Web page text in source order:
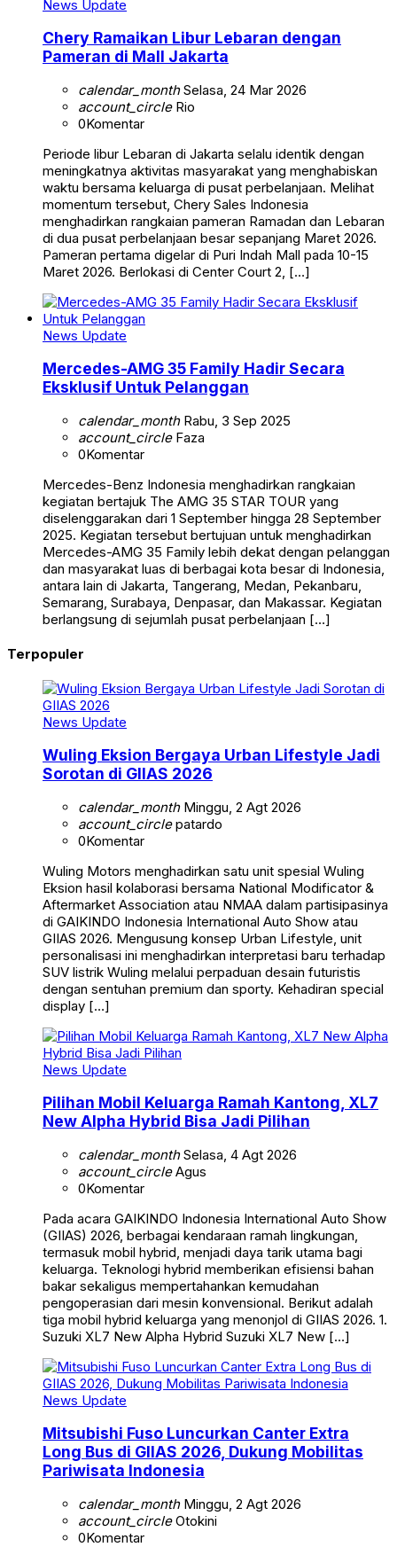
News Update
Chery Ramaikan Libur Lebaran dengan
Pameran di Mall Jakarta
calendar_monthSelasa, 24 Mar 2026
account_circleRio
0Komentar
Periode libur Lebaran di Jakarta selalu identik dengan
meningkatnya aktivitas masyarakat yang menghabiskan
waktu bersama keluarga di pusat perbelanjaan. Melihat
momentum tersebut, Chery Sales Indonesia
menghadirkan rangkaian pameran Ramadan dan Lebaran
di dua pusat perbelanjaan besar sepanjang Maret 2026.
Pameran pertama digelar di Puri Indah Mall pada 10-15
Maret 2026. Berlokasi di Center Court 2, […]
News Update
Mercedes-AMG 35 Family Hadir Secara
Eksklusif Untuk Pelanggan
calendar_monthRabu, 3 Sep 2025
account_circleFaza
0Komentar
Mercedes-Benz Indonesia menghadirkan rangkaian
kegiatan bertajuk The AMG 35 STAR TOUR yang
diselenggarakan dari 1 September hingga 28 September
2025. Kegiatan tersebut bertujuan untuk menghadirkan
Mercedes-AMG 35 Family lebih dekat dengan pelanggan
dan masyarakat luas di berbagai kota besar di Indonesia,
antara lain di Jakarta, Tangerang, Medan, Pekanbaru,
Semarang, Surabaya, Denpasar, dan Makassar. Kegiatan
berlangsung di sejumlah pusat perbelanjaan […]
Terpopuler
News Update
Wuling Eksion Bergaya Urban Lifestyle Jadi
Sorotan di GIIAS 2026
calendar_monthMinggu, 2 Agt 2026
account_circlepatardo
0Komentar
Wuling Motors menghadirkan satu unit spesial Wuling
Eksion hasil kolaborasi bersama National Modificator &
Aftermarket Association atau NMAA dalam partisipasinya
di GAIKINDO Indonesia International Auto Show atau
GIIAS 2026. Mengusung konsep Urban Lifestyle, unit
personalisasi ini menghadirkan interpretasi baru terhadap
SUV listrik Wuling melalui perpaduan desain futuristis
dengan sentuhan premium dan sporty. Kehadiran special
display […]
News Update
Pilihan Mobil Keluarga Ramah Kantong, XL7
New Alpha Hybrid Bisa Jadi Pilihan
calendar_monthSelasa, 4 Agt 2026
account_circleAgus
0Komentar
Pada acara GAIKINDO Indonesia International Auto Show
(GIIAS) 2026, berbagai kendaraan ramah lingkungan,
termasuk mobil hybrid, menjadi daya tarik utama bagi
keluarga. Teknologi hybrid memberikan efisiensi bahan
bakar sekaligus mempertahankan kemudahan
pengoperasian dari mesin konvensional. Berikut adalah
tiga mobil hybrid keluarga yang menonjol di GIIAS 2026. 1.
Suzuki XL7 New Alpha Hybrid Suzuki XL7 New […]
News Update
Mitsubishi Fuso Luncurkan Canter Extra
Long Bus di GIIAS 2026, Dukung Mobilitas
Pariwisata Indonesia
calendar_monthMinggu, 2 Agt 2026
account_circleOtokini
0Komentar